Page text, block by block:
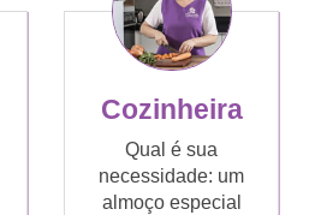
Cozinheira
Qual é sua
necessidade: um
almoço especial